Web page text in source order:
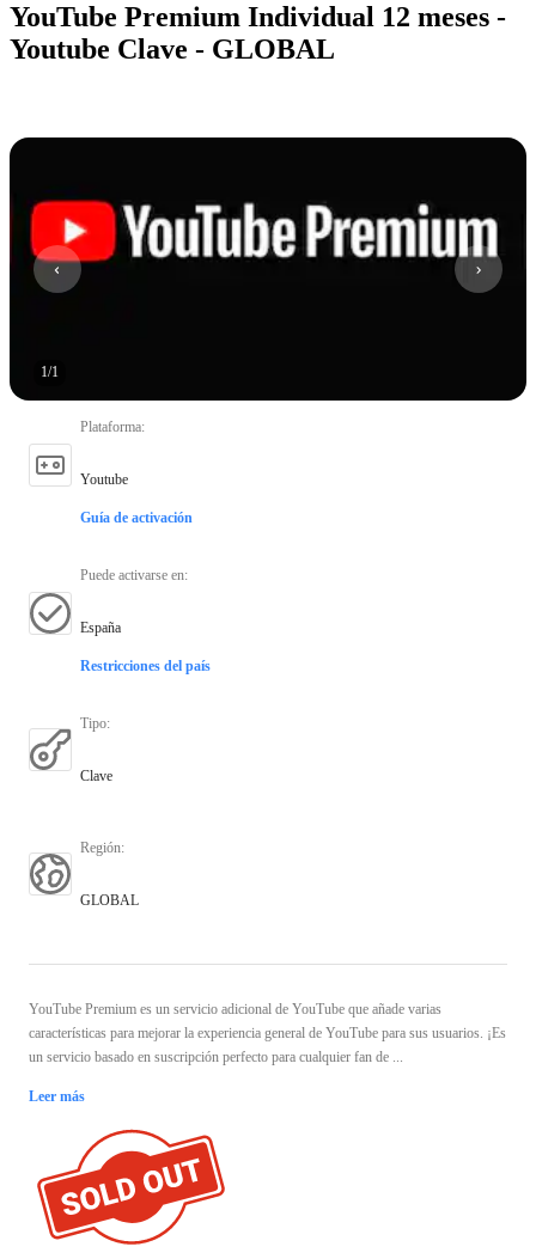
YouTube Premium Individual 12 meses -
Youtube Clave - GLOBAL
1/1
Plataforma:
Youtube
Guía de activación
Puede activarse en:
España
Restricciones del país
Tipo:
Clave
Región:
GLOBAL
YouTube Premium es un servicio adicional de YouTube que añade varias
características para mejorar la experiencia general de YouTube para sus usuarios. ¡Es
un servicio basado en suscripción perfecto para cualquier fan de ...
Leer más